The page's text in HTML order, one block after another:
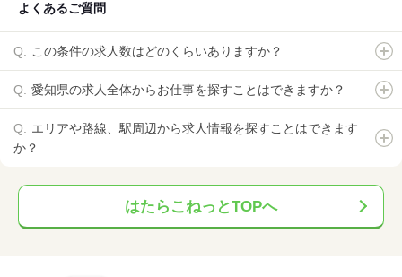
よくあるご質問
この条件の求人数はどのくらいありますか？
愛知県の求人全体からお仕事を探すことはできますか？
エリアや路線、駅周辺から求人情報を探すことはできます
か？
はたらこねっとTOPへ